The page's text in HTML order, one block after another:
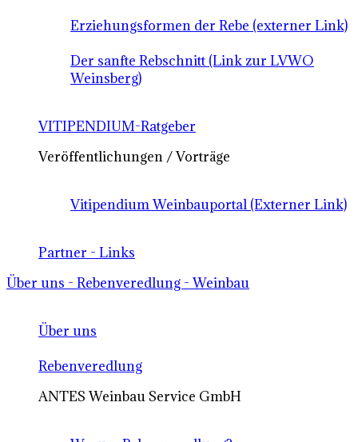
Erziehungsformen der Rebe (externer Link)
Der sanfte Rebschnitt (Link zur LVWO
Weinsberg)
VITIPENDIUM-Ratgeber
Veröffentlichungen / Vorträge
Vitipendium Weinbauportal (Externer Link)
Partner - Links
Über uns - Rebenveredlung - Weinbau
Über uns
Rebenveredlung
ANTES Weinbau Service GmbH